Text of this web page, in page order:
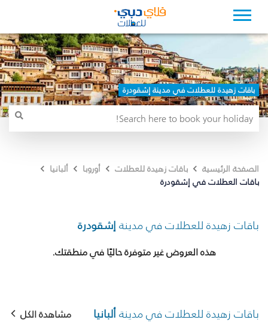
باقات زهيدة للعطلات في مدينة إشقودرة
الصفحة الرئيسية باقات زهيدة للعطلات أوروبا
ألبانيا
باقات العطلات في إشقودرة
باقات زهيدة للعطلات في مدينة إشقودرة
هذه العروض غير متوفرة حاليًا في منطقتك.
باقات زهيدة للعطلات في مدينةألبانيا مشاهدة الكل